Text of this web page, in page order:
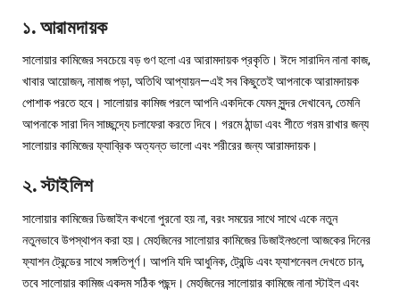
১. আরামদায়ক
সালোয়ার কামিজের সবচেয়ে বড় গুণ হলো এর আরামদায়ক প্রকৃতি। ঈদে সারাদিন নানা কাজ,
খাবার আয়োজন, নামাজ পড়া, অতিথি আপ্যায়ন—এই সব কিছুতেই আপনাকে আরামদায়ক
পোশাক পরতে হবে। সালোয়ার কামিজ পরলে আপনি একদিকে যেমন সুন্দর দেখাবেন, তেমনি
আপনাকে সারা দিন সাচ্ছন্দ্যে চলাফেরা করতে দিবে। গরমে ঠান্ডা এবং শীতে গরম রাখার জন্য
সালোয়ার কামিজের ফ্যাব্রিক অত্যন্ত ভালো এবং শরীরের জন্য আরামদায়ক।
২. স্টাইলিশ
সালোয়ার কামিজের ডিজাইন কখনো পুরনো হয় না, বরং সময়ের সাথে সাথে একে নতুন
নতুনভাবে উপস্থাপন করা হয়। মেহজিনের সালোয়ার কামিজের ডিজাইনগুলো আজকের দিনের
ফ্যাশন ট্রেন্ডের সাথে সঙ্গতিপূর্ণ। আপনি যদি আধুনিক, ট্রেন্ডি এবং ফ্যাশনেবল দেখতে চান,
তবে সালোয়ার কামিজ একদম সঠিক পছন্দ। মেহজিনের সালোয়ার কামিজে নানা স্টাইল এবং